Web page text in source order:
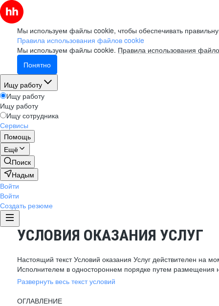
Мы используем файлы cookie, чтобы обеспечивать
Правила использования файлов cookie
Мы используем файлы cookie. Правила использования
Понятно
Ищу работу
Ищу работу
Ищу работу
Ищу сотрудника
Сервисы
Помощь
Ещё
Поиск
Надым
Войти
Войти
Создать резюме
УСЛОВИЯ ОКАЗАНИЯ УСЛУГ
Настоящий текст Условий оказания Услуг действителен на
Исполнителем в одностороннем порядке путем размещения
Развернуть весь текст условий
ОГЛАВЛЕНИЕ